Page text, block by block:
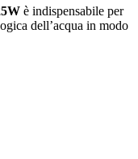
è indispensabile per
dell’acqua in modo